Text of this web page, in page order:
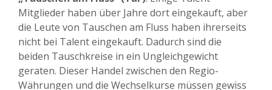
Mitglieder haben über Jahre dort eingekauft, aber
die Leute von Tauschen am Fluss haben ihrerseits
nicht bei Talent eingekauft. Dadurch sind die
beiden Tauschkreise in ein Ungleichgewicht
geraten. Dieser Handel zwischen den Regio-
Währungen und die Wechselkurse müssen gewiss